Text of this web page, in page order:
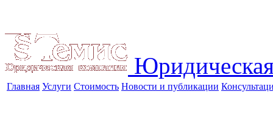
Главная Услуги Стоимость Новости и публикации